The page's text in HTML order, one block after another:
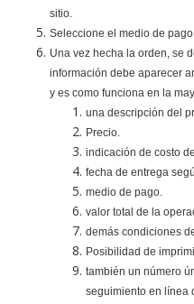
sitio.
Seleccione el medio de
Una vez hecha la orden, se
información debe aparecer
y es como funciona en la
una descripción del
Precio.
indicación de costo
fecha de entrega
medio de pago.
valor total de la
demás condiciones
Posibilidad de
también un número
seguimiento en línea